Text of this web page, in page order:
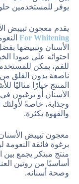
يوفر للمستخدمين
يقدم معجون تبييض
For Whitening
الأسنان وتبييضها
احتوائه على صودا
للفم، يمكن
ناصعة بدون القلق من
المنتج خيارًا مثاليًا
الأسنان أو يرغبون
وجذابة، خاصةً
والقهوة بكثرة.
معجون تبييض
برغوة فائقة
منتج مبتكر يجمع بين
أساسيًا من روتين
وصحة أسنانه.